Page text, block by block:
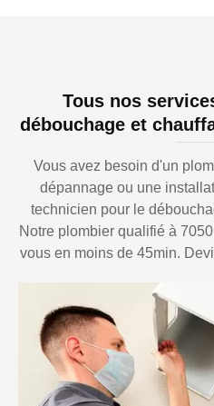
Tous nos
débouchage et
Vous avez besoin d'un
dépannage ou une
technicien pour le
Notre plombier qualifié à
vous en moins de 45min.